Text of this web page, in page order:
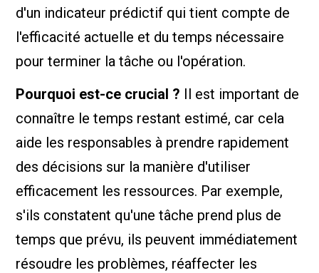
d'un indicateur prédictif qui tient compte de
l'efficacité actuelle et du temps nécessaire
pour terminer la tâche ou l'opération.
Pourquoi est-ce crucial ? Il est important de
connaître le temps restant estimé, car cela
aide les responsables à prendre rapidement
des décisions sur la manière d'utiliser
efficacement les ressources. Par exemple,
s'ils constatent qu'une tâche prend plus de
temps que prévu, ils peuvent immédiatement
résoudre les problèmes, réaffecter les